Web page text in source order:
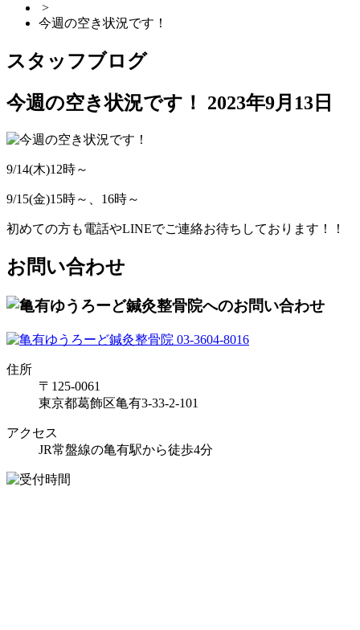
>
今週の空き状況です！
スタッフブログ
今週の空き状況です！
2023年9月13日
9/14(木)12時～
9/15(金)15時～、16時～
初めての方も電話やLINEでご連絡お待ちしております！！
お問い合わせ
住所
〒125-0061
東京都葛飾区亀有3-33-2-101
アクセス
JR常盤線の亀有駅から徒歩4分